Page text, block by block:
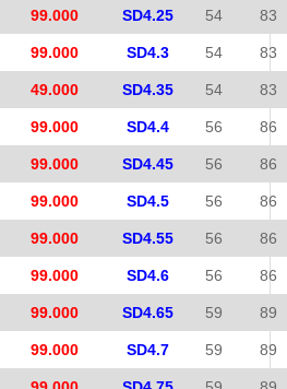
99.000 SD4.25 54 83
99.000 SD4.3 54 83
49.000 SD4.35 54 83
99.000 SD4.4 56 86
99.000 SD4.45 56 86
99.000 SD4.5 56 86
99.000 SD4.55 56 86
99.000 SD4.6 56 86
99.000 SD4.65 59 89
99.000 SD4.7 59 89